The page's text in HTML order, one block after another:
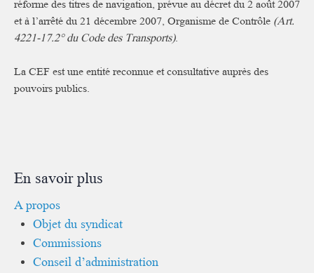
réforme des titres de navigation, prévue au décret du 2 août 2007
et à l’arrêté du 21 décembre 2007, Organisme de Contrôle (Art.
4221-17.2° du Code des Transports).
La CEF est une entité reconnue et consultative auprès des
pouvoirs publics.
En savoir plus
A propos
Objet du syndicat
Commissions
Conseil d’administration